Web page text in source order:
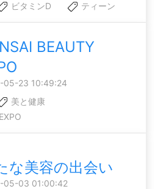
ビタミンD ティーン
BEAUTY
05-23 10:49:24
美と健康
な美容の出会い
05-03 01:00:42